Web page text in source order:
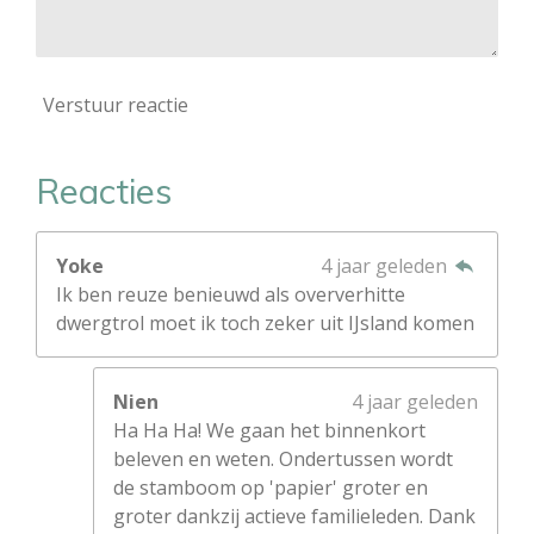
Verstuur reactie
Reacties
Yoke
4 jaar geleden
Ik ben reuze benieuwd als oververhitte
dwergtrol moet ik toch zeker uit IJsland komen
Nien
4 jaar geleden
Ha Ha Ha! We gaan het binnenkort
beleven en weten. Ondertussen wordt
de stamboom op 'papier' groter en
groter dankzij actieve familieleden. Dank